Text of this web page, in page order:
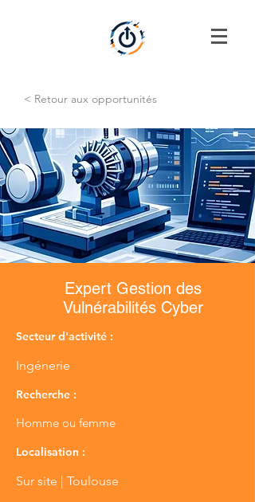
< Retour aux opportunités
Expert Gestion des
Vulnérabilités Cyber
Secteur d'activité :
Ingénerie
Recherche :
Homme ou femme
Localisation :
Sur site | Toulouse